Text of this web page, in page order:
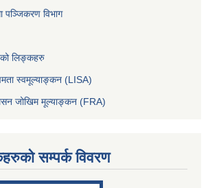
पञ्जिकरण विभाग
लिङ्कहरु
स्वमूल्याङ्कन (LISA)
जोखिम मूल्याङ्कन (FRA)
सम्पर्क विवरण